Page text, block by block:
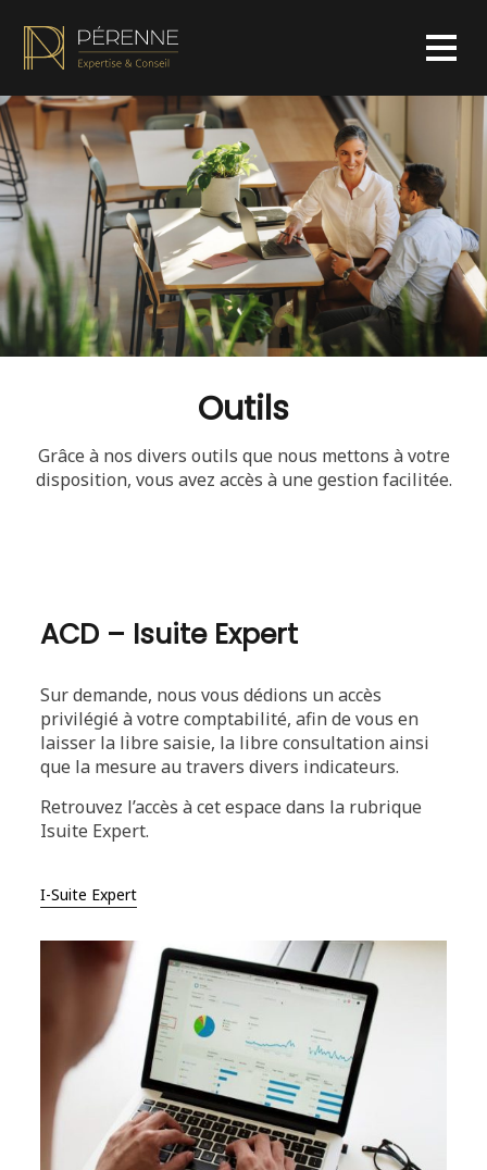
Outils
Grâce à nos divers outils que nous mettons à votre
disposition, vous avez accès à une gestion facilitée.
ACD – Isuite Expert
Sur demande, nous vous dédions un accès
privilégié à votre comptabilité, afin de vous en
laisser la libre saisie, la libre consultation ainsi
que la mesure au travers divers indicateurs.
Retrouvez l’accès à cet espace dans la rubrique
Isuite Expert.
I-Suite Expert